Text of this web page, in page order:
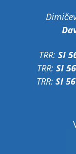
TRR: SI
TRR: SI
TRR: SI